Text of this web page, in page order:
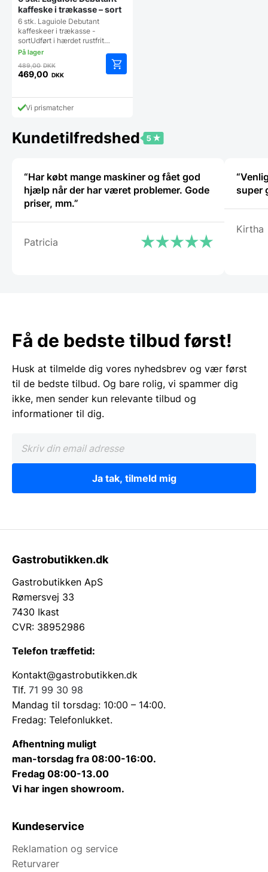
kaffeske i trækasse – sort
6 stk. Laguiole Debutant
kaffeskeer i trækasse -
sortUdført i hærdet rustfrit…
489,00DKKDen
oprindelige
var:
489,00 DKK.
469,00 DKK
aktuelle
prisVi prismatcher
Kundetilfredshed
“Har købt mange maskiner og fået god
hjælp når der har været problemer. Gode
priser, mm.”
Patricia
Kirtha
Få de bedste tilbud først!
Husk at tilmelde dig vores nyhedsbrev og vær først
til de bedste tilbud. Og bare rolig, vi spammer dig
ikke, men sender kun relevante tilbud og
informationer til dig.
Ja tak, tilmeld mig
Gastrobutikken.dk
Gastrobutikken ApS
Rømersvej 33
7430 Ikast
CVR: 38952986
Telefon træffetid:
Kontakt@gastrobutikken.dk
Tlf. 71 99 30 98
Mandag til torsdag: 10:00 – 14:00.
Fredag: Telefonlukket.
Afhentning muligt
man-torsdag fra 08:00-16:00.
Fredag 08:00-13.00
Vi har ingen showroom.
Kundeservice
Reklamation og service
Returvarer